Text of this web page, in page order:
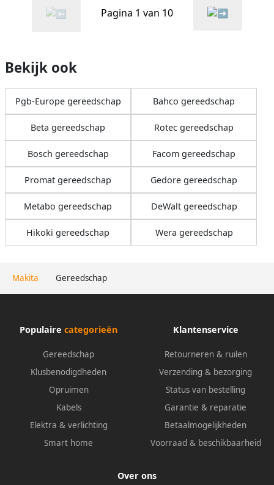
Makita Gereedschap
Pagina 1 van 10
Bekijk ook
Pgb-Europe gereedschap Bahco gereedschap
Beta gereedschap Rotec gereedschap
Bosch gereedschap Facom gereedschap
Promat gereedschap Gedore gereedschap
Metabo gereedschap DeWalt gereedschap
Hikoki gereedschap Wera gereedschap
Populaire categorieën
Gereedschap
Klusbenodigdheden
Opruimen
Kabels
Elektra & verlichting
Smart home
Klantenservice
Retourneren & ruilen
Verzending & bezorging
Status van bestelling
Garantie & reparatie
Betaalmogelijkheden
Voorraad & beschikbaarheid
Over ons